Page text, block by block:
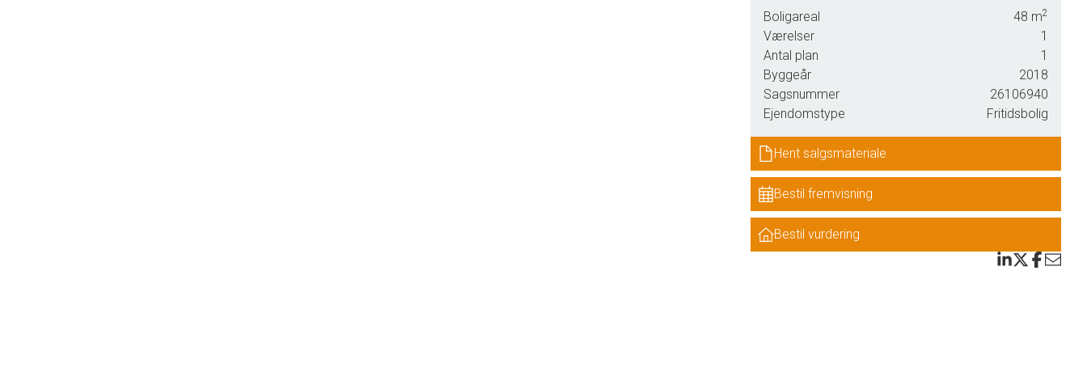
Boligareal 48 m2
Værelser
1
Antal plan
1
Byggeår
2018
Sagsnummer
26106940
Ejendomstype
Fritidsbolig
Hent salgsmateriale
Bestil fremvisning
Bestil vurdering